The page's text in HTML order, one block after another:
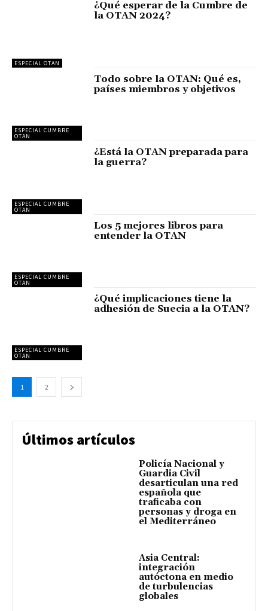
ESPECIAL OTAN
¿Qué esperar de la Cumbre de
la OTAN 2024?
ESPECIAL CUMBRE
OTAN
Todo sobre la OTAN: Qué es,
países miembros y objetivos
ESPECIAL CUMBRE
OTAN
¿Está la OTAN preparada para
la guerra?
ESPECIAL CUMBRE
OTAN
Los 5 mejores libros para
entender la OTAN
ESPECIAL CUMBRE
OTAN
¿Qué implicaciones tiene la
adhesión de Suecia a la OTAN?
1 2
Últimos artículos
Policía Nacional y
Guardia Civil
desarticulan una red
española que
traficaba con
personas y droga en
el Mediterráneo
Asia Central:
integración
autóctona en medio
de turbulencias
globales